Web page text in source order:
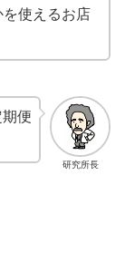
使えるお店
研究所長
便